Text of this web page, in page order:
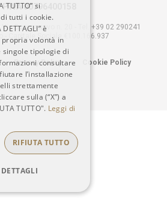
00796400158
Borgonuovo n. 20 - Tel. +39 02 290241
- Capitale Sociale €100.166.937
Privacy Policy Cookie Policy
TUTTO” si
tutti i cookie.
è
volontà in
singole tipologie di
consultare
l’installazione
strettamente
sulla (“X”) a
TUTTO". Leggi di
RIFIUTA TUTTO